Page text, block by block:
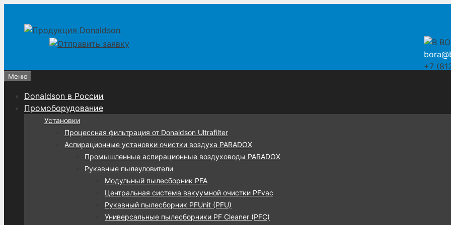
содержимому
содержимому
+7
Меню
Donaldson в России
Промоборудование
Установки
Процессная фильтрация от Donaldson Ultrafilter
Аспирационные установки очистки воздуха PARADOX
Промышленные аспирационные воздуховоды PARADOX
Рукавные пылеуловители
Модульный пылесборник PFA
Центральная система вакуумной очистки PFvac
Рукавный пылесборник PFUnit (PFU)
Универсальные пылесборники PF Cleaner (PFC)